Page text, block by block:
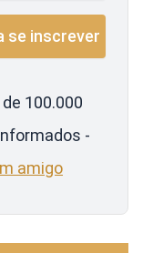
100.000
-
amigo